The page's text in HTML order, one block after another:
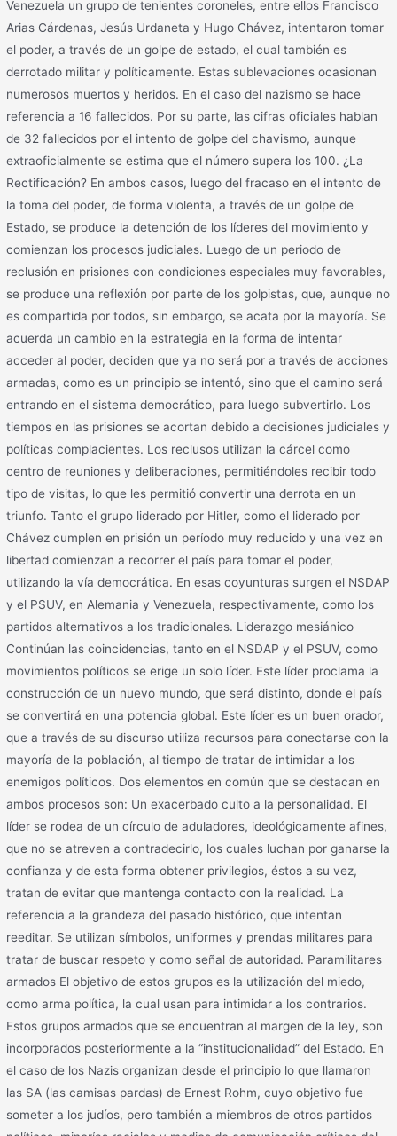
Venezuela un grupo de tenientes coroneles, entre ellos Francisco
Arias Cárdenas, Jesús Urdaneta y Hugo Chávez, intentaron tomar
el poder, a través de un golpe de estado, el cual también es
derrotado militar y políticamente. Estas sublevaciones ocasionan
numerosos muertos y heridos. En el caso del nazismo se hace
referencia a 16 fallecidos. Por su parte, las cifras oficiales hablan
de 32 fallecidos por el intento de golpe del chavismo, aunque
extraoficialmente se estima que el número supera los 100. ¿La
Rectificación? En ambos casos, luego del fracaso en el intento de
la toma del poder, de forma violenta, a través de un golpe de
Estado, se produce la detención de los líderes del movimiento y
comienzan los procesos judiciales. Luego de un periodo de
reclusión en prisiones con condiciones especiales muy favorables,
se produce una reflexión por parte de los golpistas, que, aunque no
es compartida por todos, sin embargo, se acata por la mayoría. Se
acuerda un cambio en la estrategia en la forma de intentar
acceder al poder, deciden que ya no será por a través de acciones
armadas, como es un principio se intentó, sino que el camino será
entrando en el sistema democrático, para luego subvertirlo. Los
tiempos en las prisiones se acortan debido a decisiones judiciales y
políticas complacientes. Los reclusos utilizan la cárcel como
centro de reuniones y deliberaciones, permitiéndoles recibir todo
tipo de visitas, lo que les permitió convertir una derrota en un
triunfo. Tanto el grupo liderado por Hitler, como el liderado por
Chávez cumplen en prisión un período muy reducido y una vez en
libertad comienzan a recorrer el país para tomar el poder,
utilizando la vía democrática. En esas coyunturas surgen el NSDAP
y el PSUV, en Alemania y Venezuela, respectivamente, como los
partidos alternativos a los tradicionales. Liderazgo mesiánico
Continúan las coincidencias, tanto en el NSDAP y el PSUV, como
movimientos políticos se erige un solo líder. Este líder proclama la
construcción de un nuevo mundo, que será distinto, donde el país
se convertirá en una potencia global. Este líder es un buen orador,
que a través de su discurso utiliza recursos para conectarse con la
mayoría de la población, al tiempo de tratar de intimidar a los
enemigos políticos. Dos elementos en común que se destacan en
ambos procesos son: Un exacerbado culto a la personalidad. El
líder se rodea de un círculo de aduladores, ideológicamente afines,
que no se atreven a contradecirlo, los cuales luchan por ganarse la
confianza y de esta forma obtener privilegios, éstos a su vez,
tratan de evitar que mantenga contacto con la realidad. La
referencia a la grandeza del pasado histórico, que intentan
reeditar. Se utilizan símbolos, uniformes y prendas militares para
tratar de buscar respeto y como señal de autoridad. Paramilitares
armados El objetivo de estos grupos es la utilización del miedo,
como arma política, la cual usan para intimidar a los contrarios.
Estos grupos armados que se encuentran al margen de la ley, son
incorporados posteriormente a la “institucionalidad” del Estado. En
el caso de los Nazis organizan desde el principio lo que llamaron
las SA (las camisas pardas) de Ernest Rohm, cuyo objetivo fue
someter a los judíos, pero también a miembros de otros partidos